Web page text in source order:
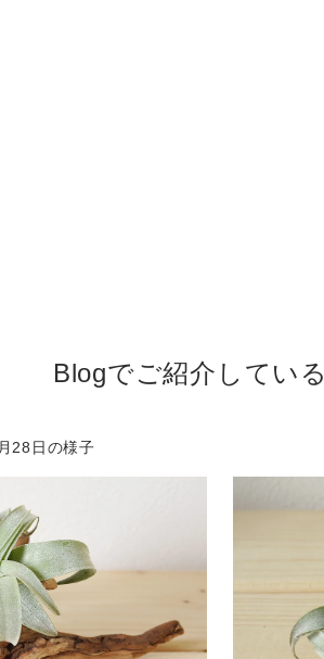
Blogでご紹介している
28日の様子